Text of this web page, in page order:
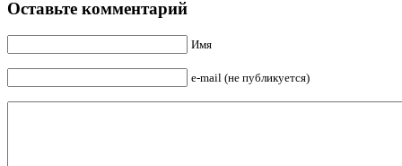
Оставьте комментарий
Имя
e-mail (не публикуется)